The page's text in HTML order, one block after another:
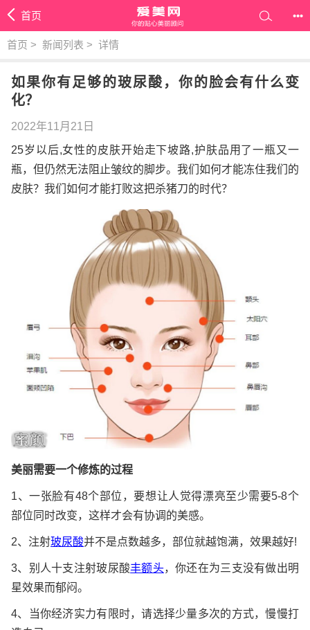
首页 •••
首页 > 新闻列表 > 详情
如果你有足够的玻尿酸，你的脸会有什么变
化？
2022年11月21日
25岁以后,女性的皮肤开始走下坡路,护肤品用了一瓶又一
瓶，但仍然无法阻止皱纹的脚步。我们如何才能冻住我们的
皮肤？我们如何才能打败这把杀猪刀的时代？
美丽需要一个修炼的过程
1、一张脸有48个部位，要想让人觉得漂亮至少需要5-8个
部位同时改变，这样才会有协调的美感。
2、注射玻尿酸并不是点数越多，部位就越饱满，效果越好!
3、别人十支注射玻尿酸丰额头，你还在为三支没有做出明
星效果而郁闷。
4、当你经济实力有限时，请选择少量多次的方式，慢慢打